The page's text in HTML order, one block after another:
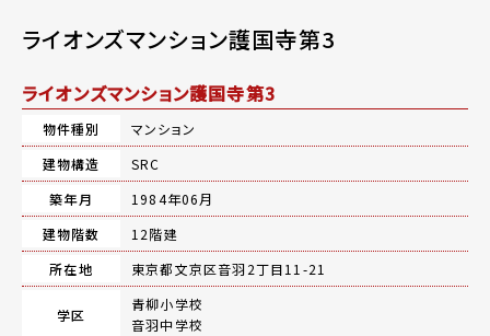
ライオンズマンション護国寺第3
ライオンズマンション護国寺第3
物件種別
マンション
建物構造
SRC
築年月
1984年06月
建物階数
12階建
所在地
東京都文京区音羽2丁目11-21
学区
青柳小学校
音羽中学校